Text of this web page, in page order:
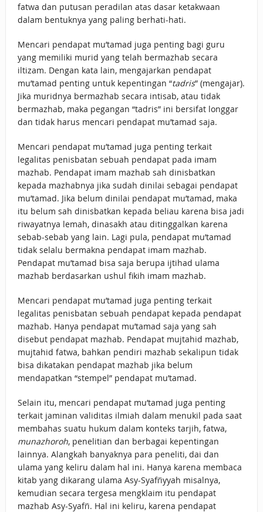
fatwa dan putusan peradilan atas dasar ketakwaan
dalam bentuknya yang paling berhati-hati.
Mencari pendapat mu’tamad juga penting bagi guru
yang memiliki murid yang telah bermazhab secara
iltizam. Dengan kata lain, mengajarkan pendapat
mu’tamad penting untuk kepentingan “tadris” (mengajar).
Jika muridnya bermazhab secara intisab, atau tidak
bermazhab, maka pegangan “tadris” ini bersifat longgar
dan tidak harus mencari pendapat mu’tamad saja.
Mencari pendapat mu’tamad juga penting terkait
legalitas penisbatan sebuah pendapat pada imam
mazhab. Pendapat imam mazhab sah dinisbatkan
kepada mazhabnya jika sudah dinilai sebagai pendapat
mu’tamad. Jika belum dinilai pendapat mu’tamad, maka
itu belum sah dinisbatkan kepada beliau karena bisa jadi
riwayatnya lemah, dinasakh atau ditinggalkan karena
sebab-sebab yang lain. Lagi pula, pendapat mu’tamad
tidak selalu bermakna pendapat imam mazhab.
Pendapat mu’tamad bisa saja berupa ijtihad ulama
mazhab berdasarkan ushul fikih imam mazhab.
Mencari pendapat mu’tamad juga penting terkait
legalitas penisbatan sebuah pendapat kepada pendapat
mazhab. Hanya pendapat mu’tamad saja yang sah
disebut pendapat mazhab. Pendapat mujtahid mazhab,
mujtahid fatwa, bahkan pendiri mazhab sekalipun tidak
bisa dikatakan pendapat mazhab jika belum
mendapatkan “stempel” pendapat mu’tamad.
Selain itu, mencari pendapat mu’tamad juga penting
terkait jaminan validitas ilmiah dalam menukil pada saat
membahas suatu hukum dalam konteks tarjih, fatwa,
munazhoroh, penelitian dan berbagai kepentingan
lainnya. Alangkah banyaknya para peneliti, dai dan
ulama yang keliru dalam hal ini. Hanya karena membaca
kitab yang dikarang ulama Asy-Syafi’iyyah misalnya,
kemudian secara tergesa mengklaim itu pendapat
mazhab Asy-Syafi’i. Hal ini keliru, karena pendapat